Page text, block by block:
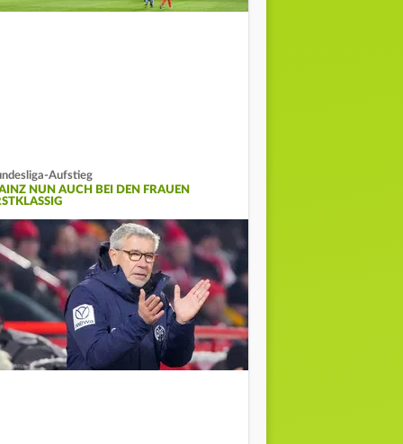
Aufstieg
NUN AUCH BEI DEN FRAUEN